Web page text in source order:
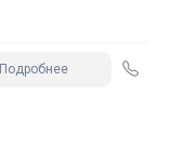
Подробнее